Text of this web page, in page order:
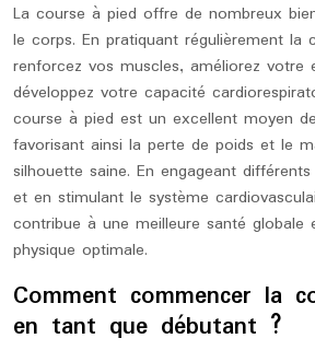
La course à pied offre de nombreux
le corps. En pratiquant régulièrement la
renforcez vos muscles, améliorez votre
développez votre capacité
course à pied est un excellent moyen
favorisant ainsi la perte de poids et le
silhouette saine. En engageant
et en stimulant le système
contribue à une meilleure santé
physique optimale.
Comment commencer la
en tant que débutant ?